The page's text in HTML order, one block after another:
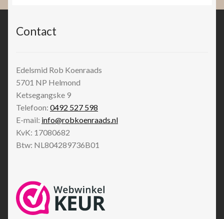
Contact
Edelsmid Rob Koenraads
5701 NP Helmond
Ketsegangske 9
Telefoon: 0492 527 598
E-mail: info@robkoenraads.nl
KvK: 17080682
Btw: NL804289736B01